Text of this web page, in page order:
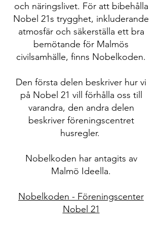
och näringslivet. För att bibehålla
Nobel 21s trygghet, inkluderande
atmosfär och säkerställa ett bra
bemötande för Malmös
civilsamhälle, finns Nobelkoden.
Den första delen beskriver hur vi
på Nobel 21 vill förhålla oss till
varandra, den andra delen
beskriver föreningscentret
husregler.
Nobelkoden har antagits av
Malmö Ideella.
Nobelkoden - Föreningscenter
Nobel 21